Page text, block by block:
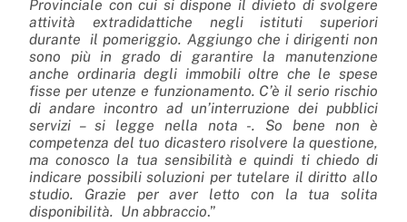
Provinciale con cui si dispone il divieto di svolgere
attività extradidattiche negli istituti superiori
durante il pomeriggio. Aggiungo che i dirigenti non
sono più in grado di garantire la manutenzione
anche ordinaria degli immobili oltre che le spese
fisse per utenze e funzionamento. C’è il serio rischio
di andare incontro ad un’interruzione dei pubblici
servizi – si legge nella nota -. So bene non è
competenza del tuo dicastero risolvere la questione,
ma conosco la tua sensibilità e quindi ti chiedo di
indicare possibili soluzioni per tutelare il diritto allo
studio. Grazie per aver letto con la tua solita
disponibilità. Un abbraccio.”